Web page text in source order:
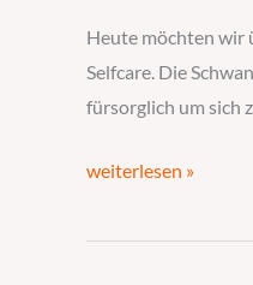
Heute möchten wir
Selfcare. Die
fürsorglich um sich
fürsorglich
weiterlesen »